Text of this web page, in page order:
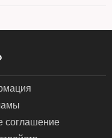
соглашение